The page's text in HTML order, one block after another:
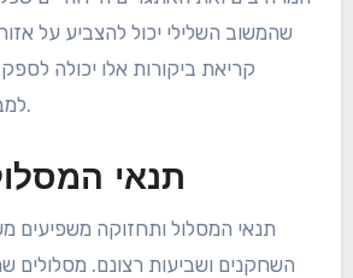
שהמשוב השלילי יכול להצביע על
קריאת ביקורות אלו יכולה
למבקרים פוטנציאליים.
תנאי
תנאי המסלול ותחזוקה משפיעים
השחקנים ושביעות רצונם. מסלולים